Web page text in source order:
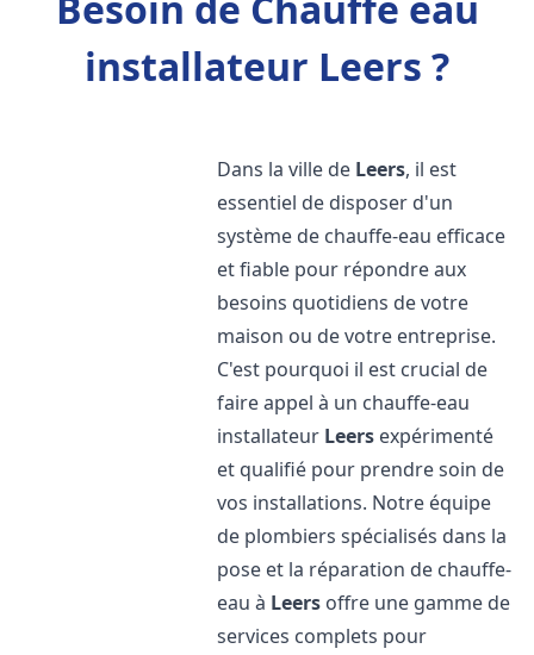
installateur Leers ?
Dans la ville de Leers, il est
essentiel de disposer d'un
système de chauffe-eau efficace
et fiable pour répondre aux
besoins quotidiens de votre
maison ou de votre entreprise.
C'est pourquoi il est crucial de
faire appel à un chauffe-eau
installateur Leers expérimenté
et qualifié pour prendre soin de
vos installations. Notre équipe
de plombiers spécialisés dans la
pose et la réparation de chauffe-
eau à Leers offre une gamme de
services complets pour